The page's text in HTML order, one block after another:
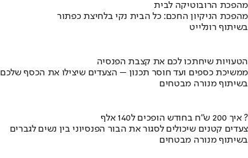
מהפכת הרובוטיקה לבית
מהפכת הניקיון החכם: כל הבית נקי בלחיצת כפתור
בשיתוף רונלייט
הטעויות שיחתכו לכם את קצבת הפנסיה
ממשיכת כספים ועד חוסר תכנון – הצעדים שיצילו את הכסף שלכם
בשיתוף מנורה מבטחים
איך 200 ש"ח בחודש הופכים ל140 אלף ?
צעדים קטנים שיכולים לסגור את הבור הפנסיוני בין נשים לגברים
בשיתוף מנורה מבטחים